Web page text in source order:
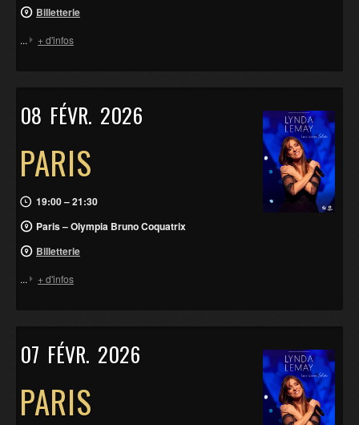
Billetterie
... + d'infos
08 FÉVR. 2026
PARIS
19:00 – 21:30
Paris – Olympia Bruno Coquatrix
Billetterie
... + d'infos
07 FÉVR. 2026
PARIS